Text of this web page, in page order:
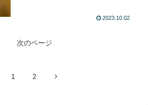
2023.10.02
次のページ
1 2